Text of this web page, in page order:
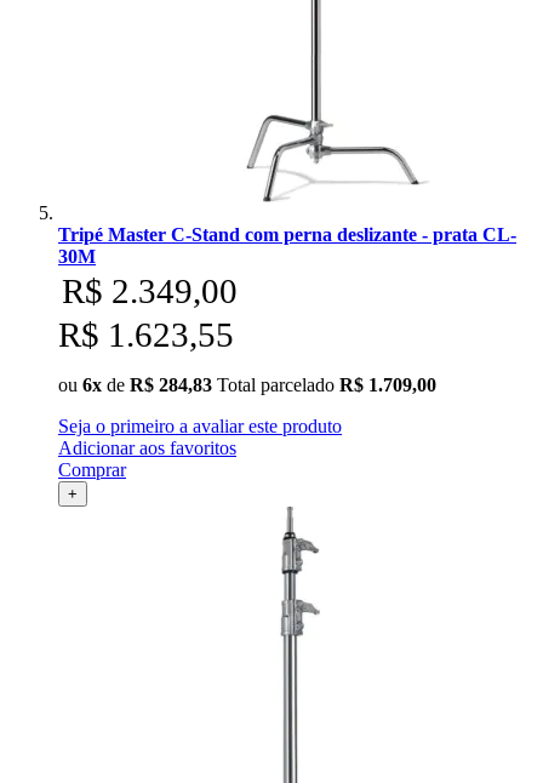
Tripé Master C-Stand com perna deslizante - prata CL-
30M
R$ 2.349,00
R$ 1.623,55
ou 6x de R$ 284,83 Total parcelado R$ 1.709,00
Seja o primeiro a avaliar este produto
Adicionar aos favoritos
Comprar
+